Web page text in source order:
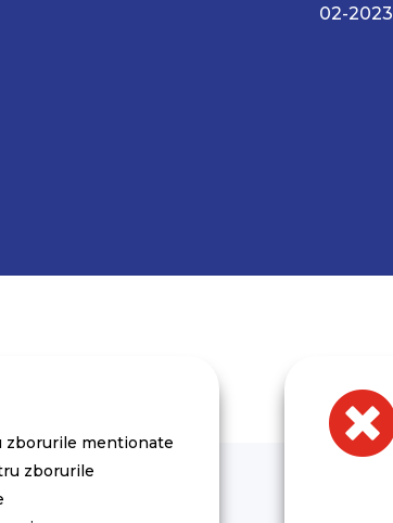
02-
zborurile mentionate
zborurile